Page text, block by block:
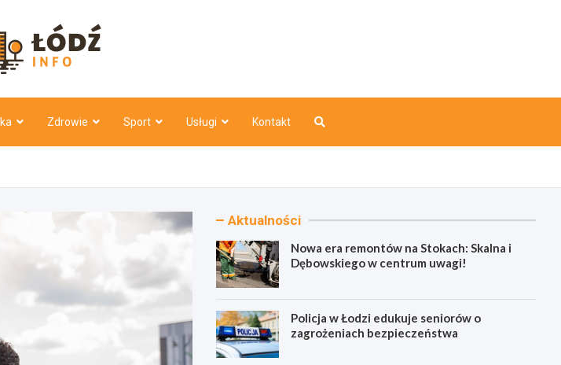
Zdrowie Sport Usługi Kontakt
Aktualności
Nowa era remontów na Stokach: Skalna i
Dębowskiego w centrum uwagi!
Policja w Łodzi edukuje seniorów o
zagrożeniach bezpieczeństwa